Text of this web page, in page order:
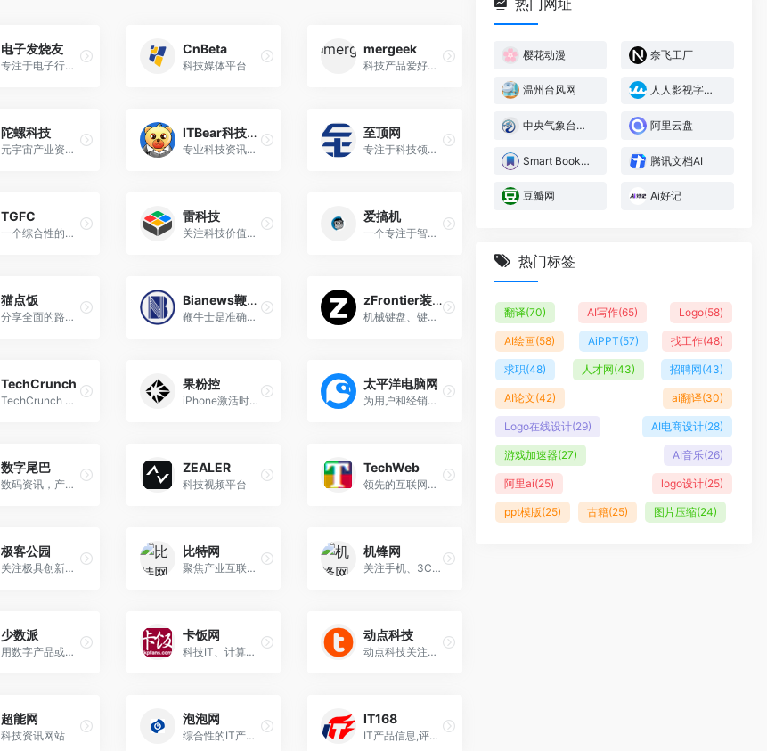
电子发烧友
专注于电子行业的网络媒体和服务平台
CnBeta
科技媒体平台
mergeek
科技产品爱好者社区，免费发布你的产品
陀螺科技
元宇宙产业资讯、行业快讯、数据报告、行业产品库、产业图谱和投融资数据库等深度内容
ITBear科技资讯
专业科技资讯网站
至顶网
专注于科技领域的综合性网站，致力于为读者提供最新的科技新闻、深度分析和行业洞察
TGFC
一个综合性的网络科技网站，主要围绕手机数码和游戏领域
雷科技
关注科技价值。前沿和深度的科技评论，人人可参与的产品分享交流平台
爱搞机
一个专注于智能硬件评测、社区交流与产品信息分享的平台
猫点饭
分享全面的路由器参数、详细的路由器CPU信息、刷机教程以及家庭网络优化技巧和玩机折腾经验
Bianews鞭牛士
鞭牛士是准确、快速、有深度的科技网站
zFrontier装备前线
机械键盘、键帽、HiFi、摄影装备发烧友聚集地
TechCrunch
TechCrunch 是一家全球知名的科技新闻媒体，专注于报道初创企业、科技公司以及与互联网相关的新闻和趋势。
果粉控
iPhone激活时间查询,苹果查询序列号,iPhone/iPad保修查询,苹果游戏应用下载
太平洋电脑网
为用户和经销商提供IT资讯和行情报价
数字尾巴
数码资讯，产品评测
ZEALER
科技视频平台
TechWeb
领先的互联网消费互动媒体
极客公园
关注极具创新精神的科技产品
比特网
聚焦产业互联网和数字时代的科技创新
机锋网
关注手机、3C数码、家电等科技产品
少数派
用数字产品或科学方法，帮助用户提升工作效率和生活品质。
卡饭网
科技IT、计算机安全门户网站
动点科技
动点科技关注值得关注的科技创新，全球最具影响力的中英双语科技媒体
超能网
科技资讯网站
泡泡网
综合性的IT产品资讯平台
IT168
IT产品信息,评测,教程和技术支持
热门网址
樱花动漫 奈飞工厂
温州台风网 人人影视字幕组
中央气象台台风网 阿里云盘
Smart Bookmark 腾讯文档AI
豆瓣网 Ai好记
热门标签
翻译(70) AI写作(65) Logo(58)
AI绘画(58) AiPPT(57) 找工作(48)
求职(48) 人才网(43) 招聘网(43)
AI论文(42) ai翻译(30)
Logo在线设计(29) AI电商设计(28)
游戏加速器(27) AI音乐(26)
阿里ai(25) logo设计(25)
ppt模版(25) 古籍(25) 图片压缩(24)